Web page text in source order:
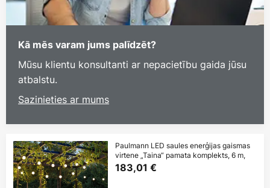
Kā mēs varam jums palīdzēt?
Mūsu klientu konsultanti ar nepacietību gaida jūsu
atbalstu.
Sazinieties ar mums
Paulmann LED saules enerģijas gaismas
virtene „Taina“ pamata komplekts, 6 m,
183,01 €